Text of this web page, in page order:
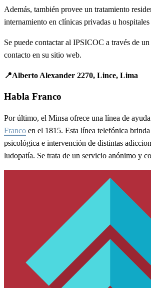
Además, también provee un tratamiento
internamiento en clínicas privadas u
Se puede contactar al IPSICOC a través de
contacto en su sitio web.
📍Alberto Alexander 2270, Lince, Lima
Habla Franco
Por último, el Minsa ofrece una línea de
Franco en el 1815. Esta línea telefónica
psicológica e intervención de distintas
ludopatía. Se trata de un servicio anónimo y